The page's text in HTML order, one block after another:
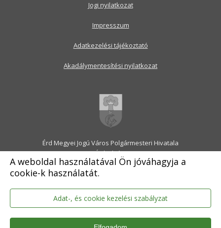
A weboldal használatával Ön jóváhagyja a
cookie-k használatát.
Adat-, és cookie kezelési szabályzat
Érd Megyei Jogú Város Polgármesteri Hivatala
2030 Érd, Alsó utca 1.
Levélcím: 2031 Érd, Pf.: 31
E-mail:onkormanyzat@erd.hu
Telefonközpont:06-23-522-300
Ügyfélszolgálat:06-23-522-301
Hivatali Kapu: ERDPH
KRID szám: 707189964
Jogi nyilatkozat
Impresszum
Adatkezelési tájékoztató
Akadálymentesítési nyilatkozat